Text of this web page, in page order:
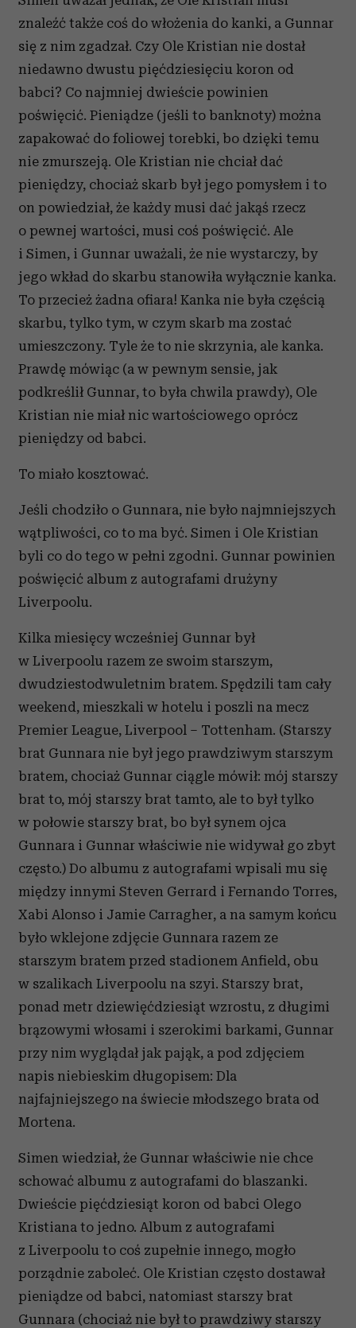
znaleźć także coś do włożenia do kanki, a Gunnar
się z nim zgadzał. Czy Ole Kristian nie dostał
niedawno dwustu pięćdziesięciu koron od
babci? Co najmniej dwieście powinien
poświęcić. Pieniądze (jeśli to banknoty) można
zapakować do foliowej torebki, bo dzięki temu
nie zmurszeją. Ole Kristian nie chciał dać
pieniędzy, chociaż skarb był jego pomysłem i to
on powiedział, że każdy musi dać jakąś rzecz
o pewnej wartości, musi coś poświęcić. Ale
i Simen, i Gunnar uważali, że nie wystarczy, by
jego wkład do skarbu stanowiła wyłącznie kanka.
To przecież żadna ofiara! Kanka nie była częścią
skarbu, tylko tym, w czym skarb ma zostać
umieszczony. Tyle że to nie skrzynia, ale kanka.
Prawdę mówiąc (a w pewnym sensie, jak
podkreślił Gunnar, to była chwila prawdy), Ole
Kristian nie miał nic wartościowego oprócz
pieniędzy od babci.
To miało kosztować.
Jeśli chodziło o Gunnara, nie było najmniejszych
wątpliwości, co to ma być. Simen i Ole Kristian
byli co do tego w pełni zgodni. Gunnar powinien
poświęcić album z autografami drużyny
Liverpoolu.
Kilka miesięcy wcześniej Gunnar był
w Liverpoolu razem ze swoim starszym,
dwudziestodwuletnim bratem. Spędzili tam cały
weekend, mieszkali w hotelu i poszli na mecz
Premier League, Liverpool – Tottenham. (Starszy
brat Gunnara nie był jego prawdziwym starszym
bratem, chociaż Gunnar ciągle mówił: mój starszy
brat to, mój starszy brat tamto, ale to był tylko
w połowie starszy brat, bo był synem ojca
Gunnara i Gunnar właściwie nie widywał go zbyt
często.) Do albumu z autografami wpisali mu się
między innymi Steven Gerrard i Fernando Torres,
Xabi Alonso i Jamie Carragher, a na samym końcu
było wklejone zdjęcie Gunnara razem ze
starszym bratem przed stadionem Anfield, obu
w szalikach Liverpoolu na szyi. Starszy brat,
ponad metr dziewięćdziesiąt wzrostu, z długimi
brązowymi włosami i szerokimi barkami, Gunnar
przy nim wyglądał jak pająk, a pod zdjęciem
napis niebieskim długopisem: Dla
najfajniejszego na świecie młodszego brata od
Mortena.
Simen wiedział, że Gunnar właściwie nie chce
schować albumu z autografami do blaszanki.
Dwieście pięćdziesiąt koron od babci Olego
Kristiana to jedno. Album z autografami
z Liverpoolu to coś zupełnie innego, mogło
porządnie zaboleć. Ole Kristian często dostawał
pieniądze od babci, natomiast starszy brat
Gunnara (chociaż nie był to prawdziwy starszy